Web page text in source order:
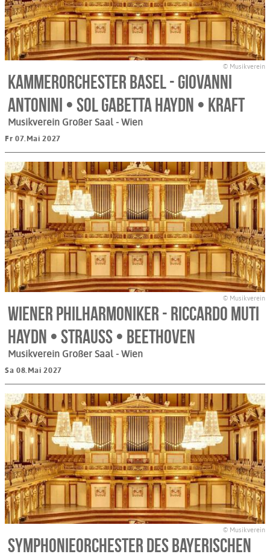
© Musikverein
Kammerorchester Basel - Giovanni
Antonini • Sol Gabetta Haydn • Kraft
Musikverein Großer Saal - Wien
Fr 07.Mai 2027
© Musikverein
Wiener Philharmoniker - Riccardo Muti
Haydn • Strauss • Beethoven
Musikverein Großer Saal - Wien
Sa 08.Mai 2027
© Musikverein
Symphonieorchester des Bayerischen